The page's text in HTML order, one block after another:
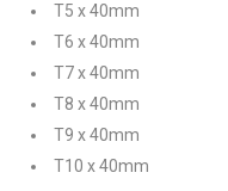
T5 x 40mm
T6 x 40mm
T7 x 40mm
T8 x 40mm
T9 x 40mm
T10 x 40mm